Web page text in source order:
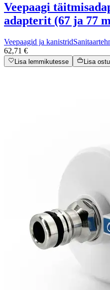
Veepaagi
adapterit (67 ja 77
Veepaagid ja kanistrid
62,71 €
Lisa lemmikutesse Lisa